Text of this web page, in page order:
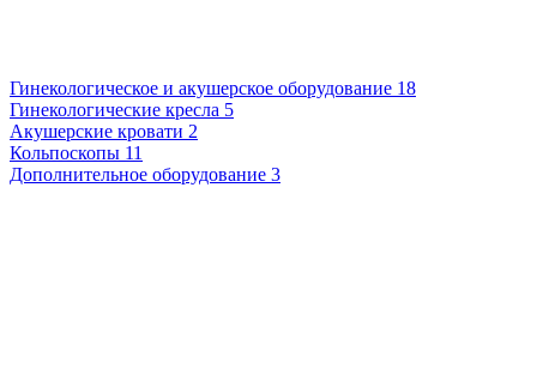
Гинекологическое и акушерское оборудование 18
Гинекологические кресла 5
Акушерские кровати 2
Кольпоскопы 11
Дополнительное оборудование 3